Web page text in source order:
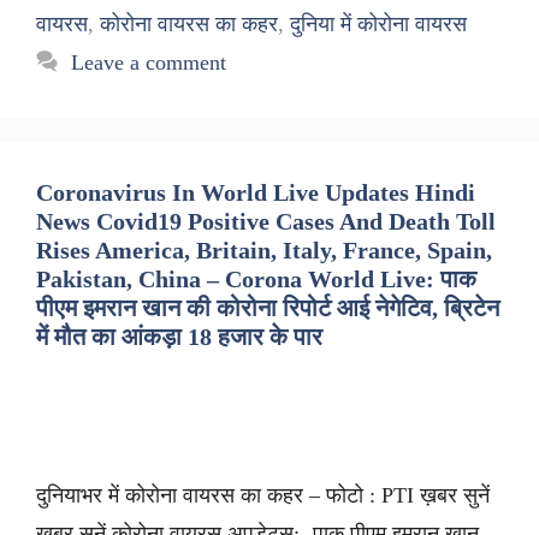
वायरस,कोरोना वायरस का कहर,दुनिया में कोरोना वायरस
Leave a comment
Coronavirus In World Live Updates Hindi
News Covid19 Positive Cases And Death Toll
Rises America, Britain, Italy, France, Spain,
Pakistan, China – Corona World Live: पाक
पीएम इमरान खान की कोरोना रिपोर्ट आई नेगेटिव, ब्रिटेन
में मौत का आंकड़ा 18 हजार के पार
दुनियाभर में कोरोना वायरस का कहर – फोटो : PTI ख़बर सुनें